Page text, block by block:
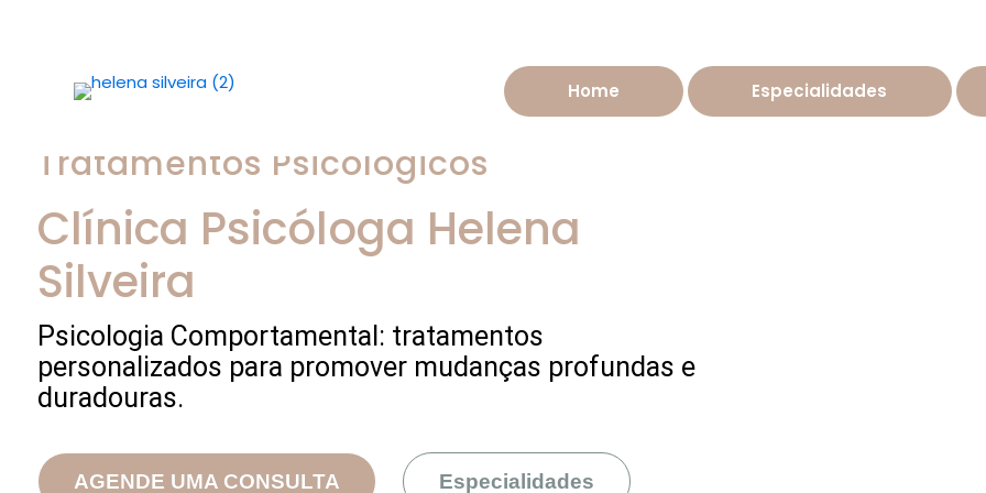
Home Especialidades
Tratamentos Psicológicos
Clínica Psicóloga Helena
Silveira
Psicologia Comportamental: tratamentos
personalizados para promover mudanças profundas e
duradouras.
AGENDE UMA CONSULTA Especialidades